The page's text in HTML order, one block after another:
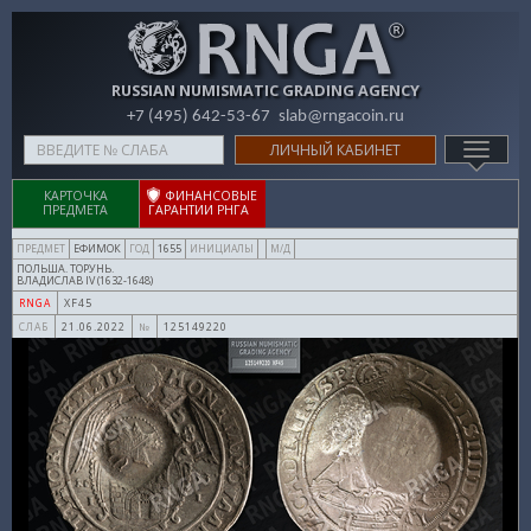
RUSSIAN NUMISMATIC GRADING AGENCY
+7 (495) 642-53-67 slab@rngacoin.ru
Type
your
search
here
ЛИЧНЫЙ КАБИНЕТ
КАРТОЧКА
ПРЕДМЕТА
ФИНАНСОВЫЕ
ГАРАНТИИ РНГА
ПРЕДМЕТ ЕФИМОК ГОД 1655 ИНИЦИАЛЫ М/Д
ПОЛЬША. ТОРУНЬ.
ВЛАДИСЛАВ IV (1632-1648)
RNGA XF45
СЛАБ 21.06.2022 № 125149220